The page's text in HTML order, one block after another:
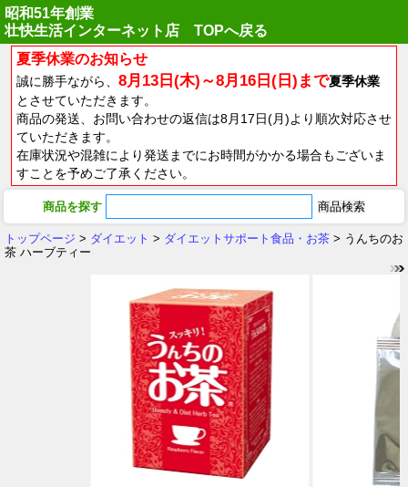
昭和51年創業
壮快生活インターネット店 TOPへ戻る
夏季休業のお知らせ
誠に勝手ながら、 8月13日(木)～8月16日(日)まで夏季休業
とさせていただきます。
商品の発送、お問い合わせの返信は8月17日(月)より順次対応させ
ていただきます。
在庫状況や混雑により発送までにお時間がかかる場合もございま
すことを予めご了承ください。
商品を探す
トップページ > ダイエット > ダイエットサポート食品・お茶 > うんちのお
茶 ハーブティー